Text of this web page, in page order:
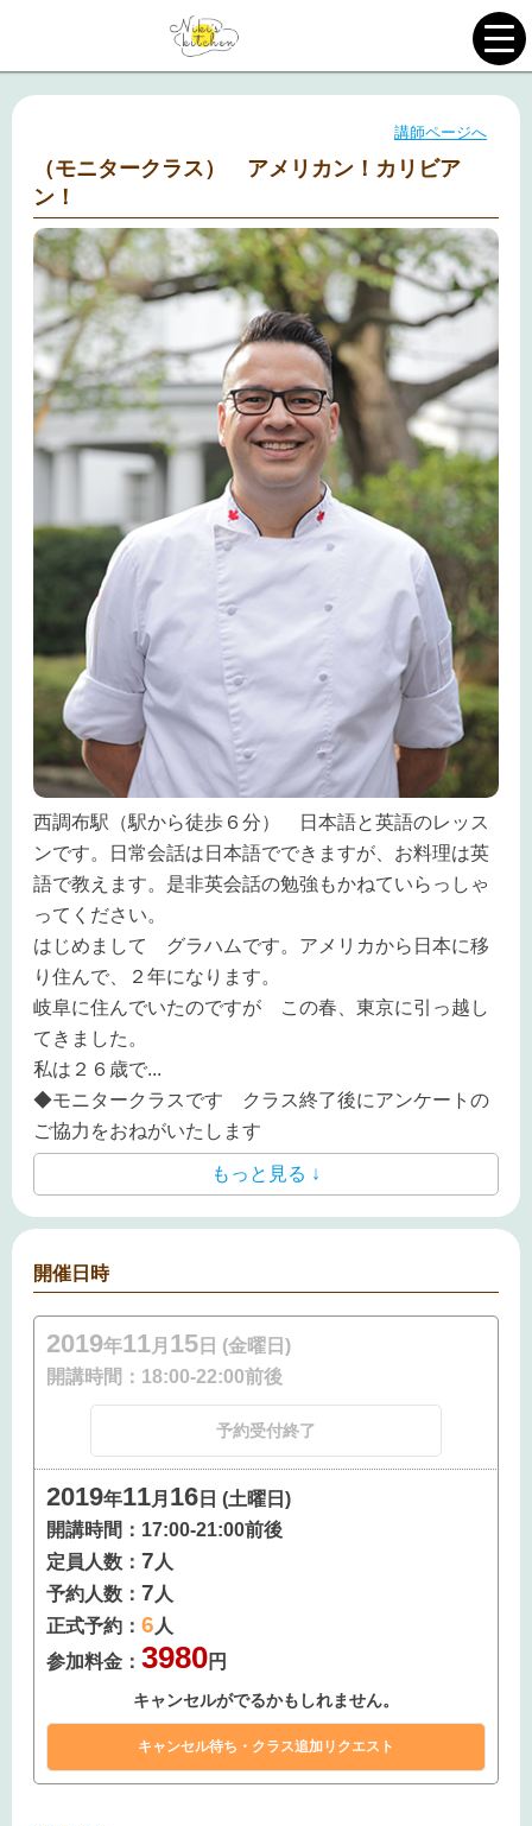
講師ページへ
（モニタークラス） アメリカン！カリビア
ン！
西調布駅（駅から徒歩６分） 日本語と英語のレッス
ンです。日常会話は日本語でできますが、お料理は英
語で教えます。是非英会話の勉強もかねていらっしゃ
ってください。
はじめまして グラハムです。アメリカから日本に移
り住んで、２年になります。
岐阜に住んでいたのですが この春、東京に引っ越し
てきました。
私は２６歳で...
◆モニタークラスです クラス終了後にアンケートの
ご協力をおねがいたします
もっと見る ↓
開催日時
2019年11月 15 日 (金曜日)
開講時間： 18:00-22:00前後
予約受付終了
2019年11月 16 日 (土曜日)
開講時間： 17:00-21:00前後
定員人数： 7 人
予約人数： 7 人
正式予約： 6 人
参加料金： 3980円
キャンセルがでるかもしれません。